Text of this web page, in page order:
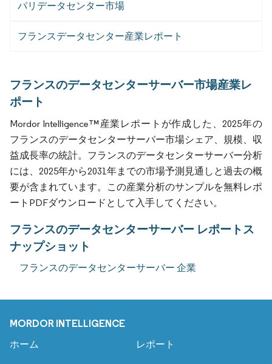
パリデータセンター市場
フランスデータセンター産業レポート
フランスのデータセンターサーバー市場産業レ
ポート
Mordor Intelligence™産業レポートが作成した、2025年の
フランスのデータセンターサーバー市場シェア、規模、収
益成長率の統計。フランスのデータセンターサーバー分析
には、2025年から2031年までの市場予測見通しと過去の概
要が含まれています。この産業分析のサンプルを無料レポ
ートPDFダウンロードとして入手してください。
フランスのデータセンターサーバー レポートス
ナップショット
フランスのデータセンターサーバー 企業
MORDOR INTELLIGENCE
ホーム レポート